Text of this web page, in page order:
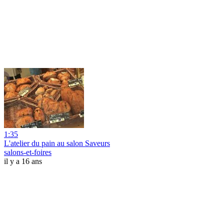
1:35
L'atelier du pain au salon Saveurs
salons-et-foires
il y a 16 ans